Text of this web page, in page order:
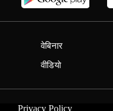
वेबिनार
वीडियो
Privacy Policy